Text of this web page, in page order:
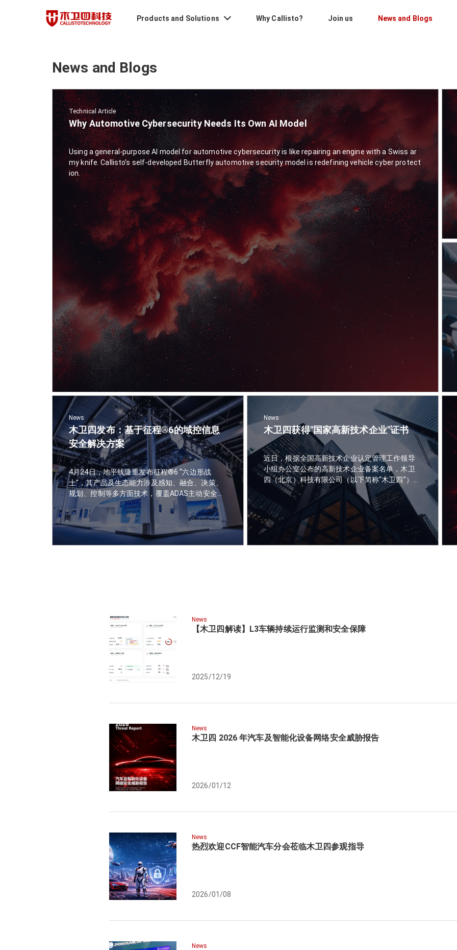
Products and Solutions Why Callisto? Join us News and Blogs
News and Blogs
Technical Article
Why Automotive Cybersecurity Needs Its Own AI Model
Using a general-purpose AI model for automotive cybersecurity is like repairing an engine with a Swiss ar
my knife. Callisto’s self-developed Butterfly automotive security model is redefining vehicle cyber protect
ion.
News
木卫四发布：基于征程​®6的域控信息
安全解决方案
4月24日，地平线隆重发布征程®6 “六边形战
士”，其产品及生态能力涉及感知、融合、决策、
规划、控制等多方面技术，覆盖ADAS主动安全、
高速NOA、城市ICA+、全场景NOA等多个业务场
景。 4月25日，北京国际车展期间，木卫四发
布：基于征程®6的域控信息安全解决方案。
News
木卫四获得"国家高新技术企业"证书
近日，根据全国高新技术企业认定管理工作领导
小组办公室公布的高新技术企业备案名单，木卫
四（北京）科技有限公司（以下简称“木卫四”）以
其卓越的研发实力和创新成果，荣耀登榜，正式
跻身国家高新技术企业的行列。
News
【木卫四解读】L3车辆持续运行监测和安全保障
2025/12/19
News
木卫四 2026 年汽车及智能化设备网络安全威胁报告
2026/01/12
News
热烈欢迎CCF智能汽车分会莅临木卫四参观指导
2026/01/08
News